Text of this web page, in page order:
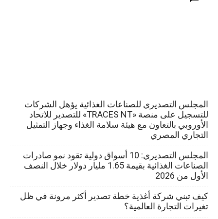
المجلس التصديري للصناعات الغذائية يؤهل الشركات
للتسجيل على منصة «TRACES NT» للتصدير للاتحاد
الأوروبي بالتعاون مع هيئة سلامة الغذاء وجهاز التمثيل
التجاري المصري
المجلس التصديري: 10 أسواق دولية تقود نمو صادرات
الصناعات الغذائية بقيمة 1.65 مليار دولار خلال النصف
الأول من 2026
كيف تبني شركة أغذية خطة تصدير أكثر مرونة في ظل
تغيرات التجارة العالمية؟